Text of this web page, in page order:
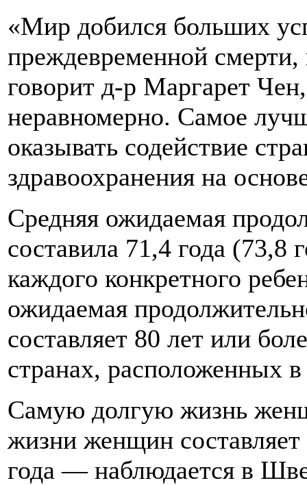
«Мир добился больших
преждевременной
говорит д-р Маргарет
неравномерно. Самое
оказывать содействие
здравоохранения на
Средняя ожидаемая
составила 71,4 года (73,8
каждого конкретного
ожидаемая
составляет 80 лет или
странах, расположенных
Самую долгую жизнь
жизни женщин
года — наблюдается в